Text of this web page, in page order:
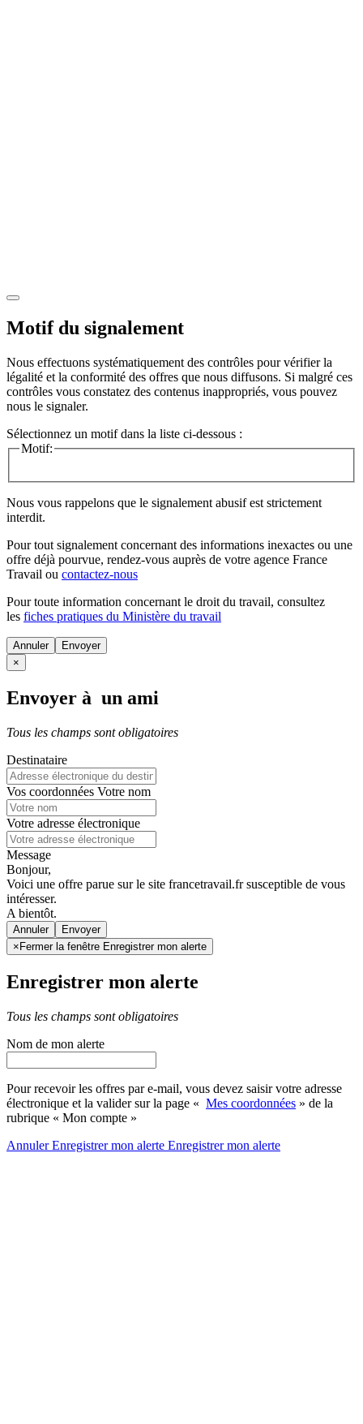
Motif du signalement
Nous effectuons systématiquement des contrôles pour vérifier la
légalité et la conformité des offres que nous diffusons. Si malgré ces
contrôles vous constatez des contenus inappropriés, vous pouvez
nous le signaler.
Sélectionnez un motif dans la liste ci-dessous :
Motif:
Nous vous rappelons que le signalement abusif est strictement
interdit.
Pour tout signalement concernant des informations inexactes ou une
offre déjà pourvue, rendez-vous auprès de votre agence France
Travail ou contactez-nous
Pour toute information concernant le droit du travail, consultez
les fiches pratiques du Ministère du travail
Annuler
×
Envoyer à un ami
Tous les champs sont obligatoires
Destinataire
Vos coordonnées Votre nom
Votre adresse électronique
Message
Bonjour,
Voici une offre parue sur le site francetravail.fr susceptible de vous
intéresser.
A bientôt.
Annuler
× Fermer la fenêtre Enregistrer mon alerte
Enregistrer mon alerte
Tous les champs sont obligatoires
Nom de mon alerte
Pour recevoir les offres par e-mail, vous devez saisir votre adresse
électronique et la valider sur la page « Mes coordonnées » de la
rubrique « Mon compte »
AnnulerEnregistrer mon alerte Enregistrermon alerte